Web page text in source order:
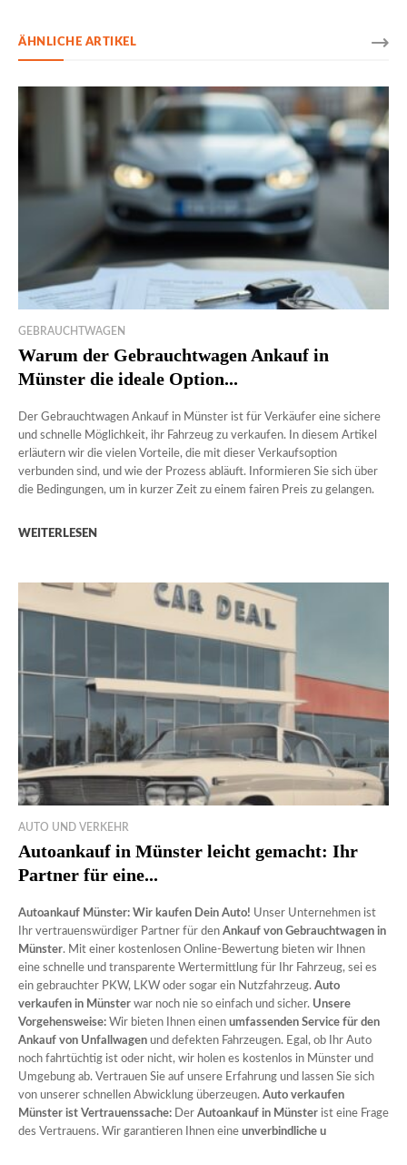
ÄHNLICHE ARTIKEL
GEBRAUCHTWAGEN
Warum der Gebrauchtwagen Ankauf in
Münster die ideale Option...
Der Gebrauchtwagen Ankauf in Münster ist für Verkäufer eine sichere
und schnelle Möglichkeit, ihr Fahrzeug zu verkaufen. In diesem Artikel
erläutern wir die vielen Vorteile, die mit dieser Verkaufsoption
verbunden sind, und wie der Prozess abläuft. Informieren Sie sich über
die Bedingungen, um in kurzer Zeit zu einem fairen Preis zu gelangen.
WEITERLESEN
AUTO UND VERKEHR
Autoankauf in Münster leicht gemacht: Ihr
Partner für eine...
Autoankauf Münster: Wir kaufen Dein Auto! Unser Unternehmen ist
Ihr vertrauenswürdiger Partner für den Ankauf von Gebrauchtwagen in
Münster. Mit einer kostenlosen Online-Bewertung bieten wir Ihnen
eine schnelle und transparente Wertermittlung für Ihr Fahrzeug, sei es
ein gebrauchter PKW, LKW oder sogar ein Nutzfahrzeug. Auto
verkaufen in Münster war noch nie so einfach und sicher. Unsere
Vorgehensweise: Wir bieten Ihnen einen umfassenden Service für den
Ankauf von Unfallwagen und defekten Fahrzeugen. Egal, ob Ihr Auto
noch fahrtüchtig ist oder nicht, wir holen es kostenlos in Münster und
Umgebung ab. Vertrauen Sie auf unsere Erfahrung und lassen Sie sich
von unserer schnellen Abwicklung überzeugen. Auto verkaufen
Münster ist Vertrauenssache: Der Autoankauf in Münster ist eine Frage
des Vertrauens. Wir garantieren Ihnen eine unverbindliche u